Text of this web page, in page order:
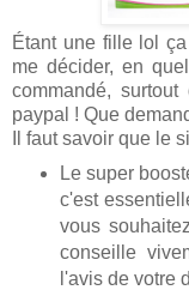
Étant une fille lol
me décider, en
commandé,
paypal ! Que
Il faut savoir que le
Le super
c'est
vous
conseille
l'avis de votre